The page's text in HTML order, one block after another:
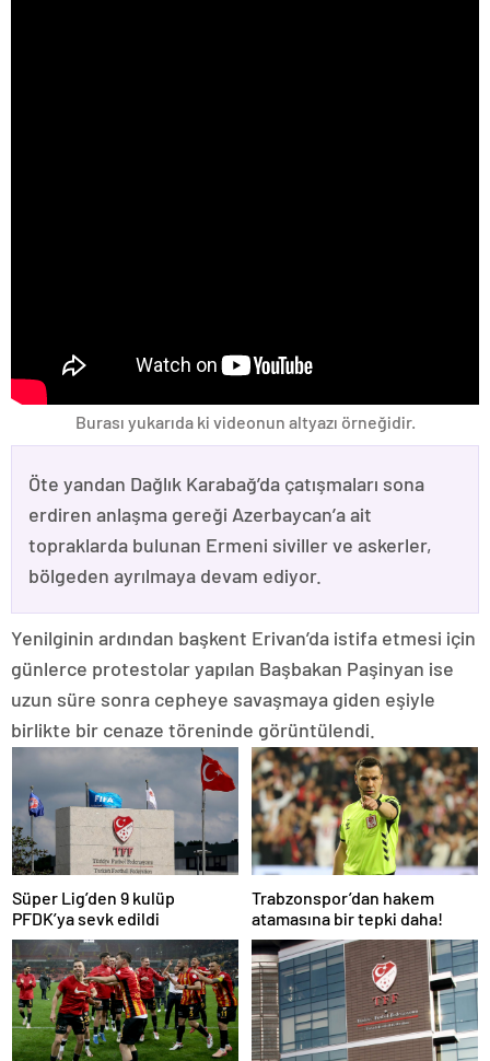
Burası yukarıda ki videonun altyazı örneğidir.
Öte yandan Dağlık Karabağ’da çatışmaları sona
erdiren anlaşma gereği Azerbaycan’a ait
topraklarda bulunan Ermeni siviller ve askerler,
bölgeden ayrılmaya devam ediyor.
Yenilginin ardından başkent Erivan’da istifa etmesi için
günlerce protestolar yapılan Başbakan Paşinyan ise
uzun süre sonra cepheye savaşmaya giden eşiyle
birlikte bir cenaze töreninde görüntülendi.
Süper Lig’den 9 kulüp
PFDK’ya sevk edildi
Trabzonspor’dan hakem
atamasına bir tepki daha!